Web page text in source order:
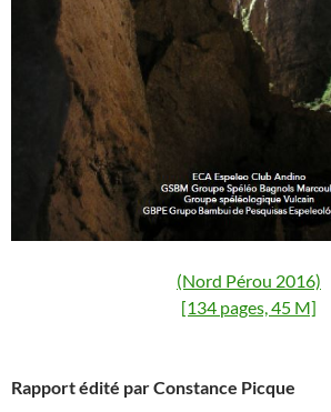
(Nord Pérou 2016)
[134 pages, 45 M]
Rapport édité par Constance Picque